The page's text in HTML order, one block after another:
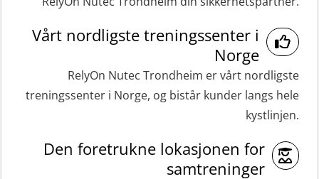
GWO: BST Refresher – Onshore
(Blended: e-learning practical)
(RBSBLE009)
Gass kurs H2S (OSP105)
Grunnleggende sikkerhetskurs –
beredskapspersonell med E-læring
Oppdatering medisinsk behandling 8
ROC sertifikat grunnleggende
ROC sertifikat repetisjon (GMDSS)
(ORC103)
Vårt nordligste treningssenter i
Norge
RelyOn Nutec Trondheim er vårt nordligste
treningssenter i Norge, og bistår kunder langs hele
kystlinjen.
Den foretrukne lokasjonen for
samtreninger